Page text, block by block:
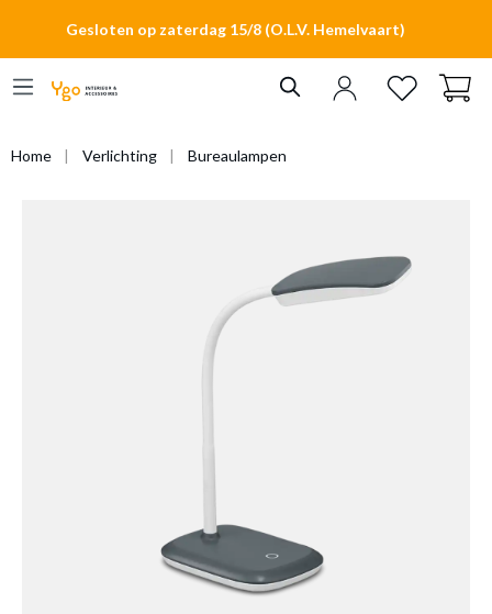
Gesloten op zaterdag 15/8 (O.L.V. Hemelvaart)
Home Verlichting Bureaulampen